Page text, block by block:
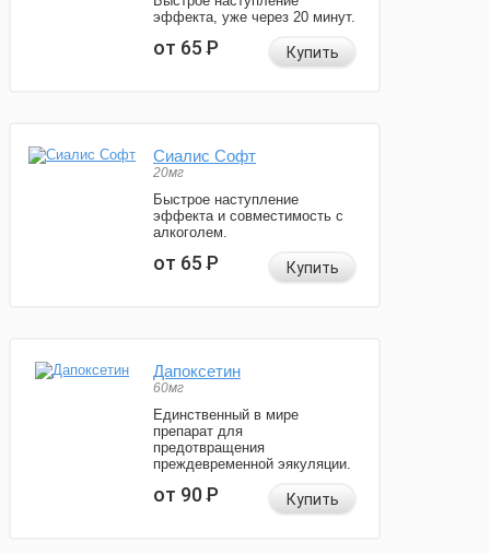
эффекта, уже через 20 минут.
от 65Р Купить
Сиалис Софт
20мг
Быстрое наступление
эффекта и совместимость с
алкоголем.
от 65Р Купить
Дапоксетин
60мг
Единственный в мире
препарат для
предотвращения
преждевременной эякуляции.
от 90Р Купить